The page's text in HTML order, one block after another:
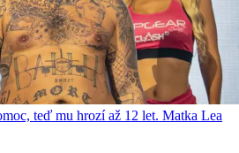
teď mu hrozí až 12 let. Matka Lea